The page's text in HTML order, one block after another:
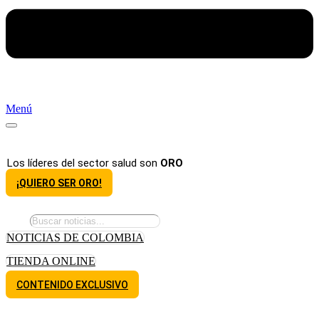
Menú
Los líderes del sector salud son ORO
¡QUIERO SER ORO!
NOTICIAS DE COLOMBIA
TIENDA ONLINE
CONTENIDO EXCLUSIVO